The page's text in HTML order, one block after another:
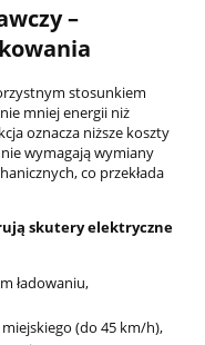
–
stosunkiem
mniej energii niż
oznacza niższe koszty
nie wymagają wymiany
co przekłada
skutery elektryczne
ładowaniu,
(do 45 km/h),